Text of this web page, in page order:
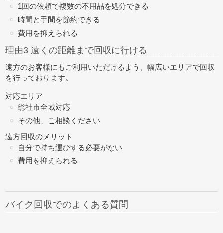
1回の依頼で複数の不用品を処分できる
時間と手間を節約できる
費用を抑えられる
理由3 遠くの距離まで回収に行ける
遠方のお客様にもご利用いただけるよう、幅広いエリアで回収
を行っております。
対応エリア
総社市全域対応
その他、ご相談ください
遠方回収のメリット
自分で持ち運びする必要がない
費用を抑えられる
バイク回収でのよくある質問